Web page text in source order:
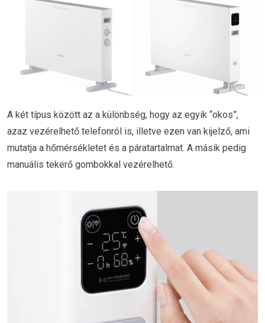
A két típus között az a különbség, hogy az egyik “okos”,
azaz vezérelhető telefonról is, illetve ezen van kijelző, ami
mutatja a hőmérsékletet és a páratartalmat. A másik pedig
manuális tekerő gombokkal vezérelhető.